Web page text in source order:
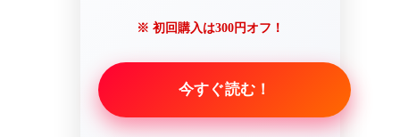
※ 初回購入は300円オフ！
今すぐ読む！